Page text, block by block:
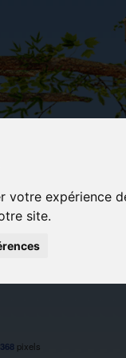
votre expérience
site.
Du
pixels